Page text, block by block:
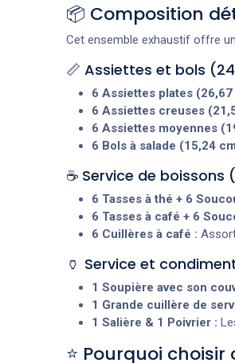
📦 Composition
Cet ensemble exhaustif offre
📏 Assiettes et bols
6 Assiettes plates (26,67
6 Assiettes creuses
6 Assiettes moyennes
6 Bols à salade (15,24
☕ Service de boissons
6 Tasses à thé + 6
6 Tasses à café + 6
6 Cuillères à café :
🏺 Service et
1 Soupière avec son
1 Grande cuillère de
1 Salière & 1 Poivrier :
⭐ Pourquoi